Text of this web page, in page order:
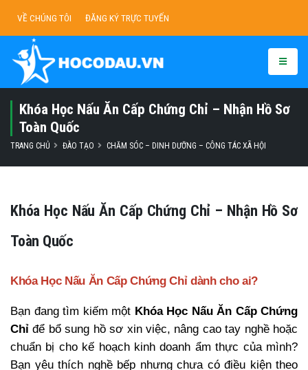
VỀ CHÚNG TÔI ĐĂNG KÝ TRỰC TUYẾN
Khóa Học Nấu Ăn Cấp Chứng Chỉ – Nhận Hồ Sơ
Toàn Quốc
TRANG CHỦ ĐÀO TẠO CHĂM SÓC – DINH DƯỠNG – CÔNG TÁC XÃ HỘI
Khóa Học Nấu Ăn Cấp Chứng Chỉ – Nhận Hồ Sơ
Toàn Quốc
Khóa Học Nấu Ăn Cấp Chứng Chỉ dành cho ai?
Bạn đang tìm kiếm một Khóa Học Nấu Ăn Cấp Chứng
Chỉ để bổ sung hồ sơ xin việc, nâng cao tay nghề hoặc
chuẩn bị cho kế hoạch kinh doanh ẩm thực của mình?
Bạn yêu thích nghề bếp nhưng chưa có điều kiện theo